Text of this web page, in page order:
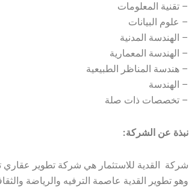
– تقنية المعلومات
– علوم البيانات
– الهندسة المدنية
– الهندسة المعمارية
– هندسة المناظر الطبيعية
– الهندسة
– تخصصات ذات صلة
نبذة عن الشركة:
شركة القدية للاستثمار هي شركة تطوير عقاري
وهو تطوير القدية عاصمة الترفيه والرياضة